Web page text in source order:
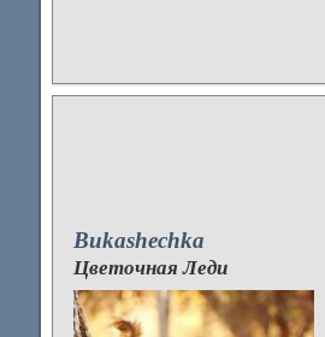
Bukashechka
Цветочная Леди